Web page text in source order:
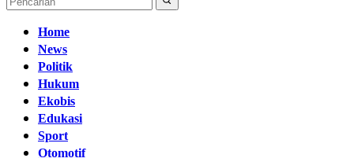
Home
News
Politik
Hukum
Ekobis
Edukasi
Sport
Otomotif